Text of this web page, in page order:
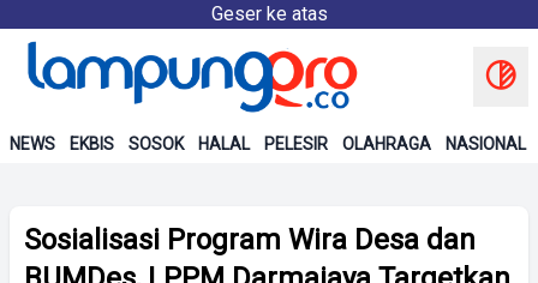
Geser ke atas
NEWS EKBIS SOSOK HALAL PELESIR OLAHRAGA NASIONAL
Sosialisasi Program Wira Desa dan